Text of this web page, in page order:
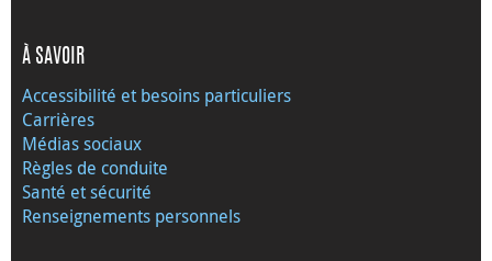
À SAVOIR
Accessibilité et besoins particuliers
Carrières
Médias sociaux
Règles de conduite
Santé et sécurité
Renseignements personnels